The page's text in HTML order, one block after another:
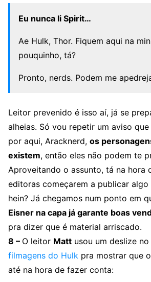
Eu nunca li Spirit…
Ae Hulk, Thor. Fiquem aqui na
pouquinho, tá?
Pronto, nerds. Podem me
Leitor prevenido é isso aí, já se
alheias. Só vou repetir um aviso
por aqui, Aracknerd, os
existem, então eles não podem te
Aproveitando o assunto, tá na hora
editoras começarem a publicar
hein? Já chegamos num ponto em
Eisner na capa já garante boas
pra dizer que é material arriscado.
8 – O leitor Matt usou um deslize no
filmagens do Hulk pra mostrar que
até na hora de fazer conta: